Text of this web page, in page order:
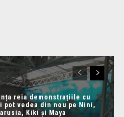
reia demonstrațiile cu
vedea din nou pe Nini,
Kiki și Maya